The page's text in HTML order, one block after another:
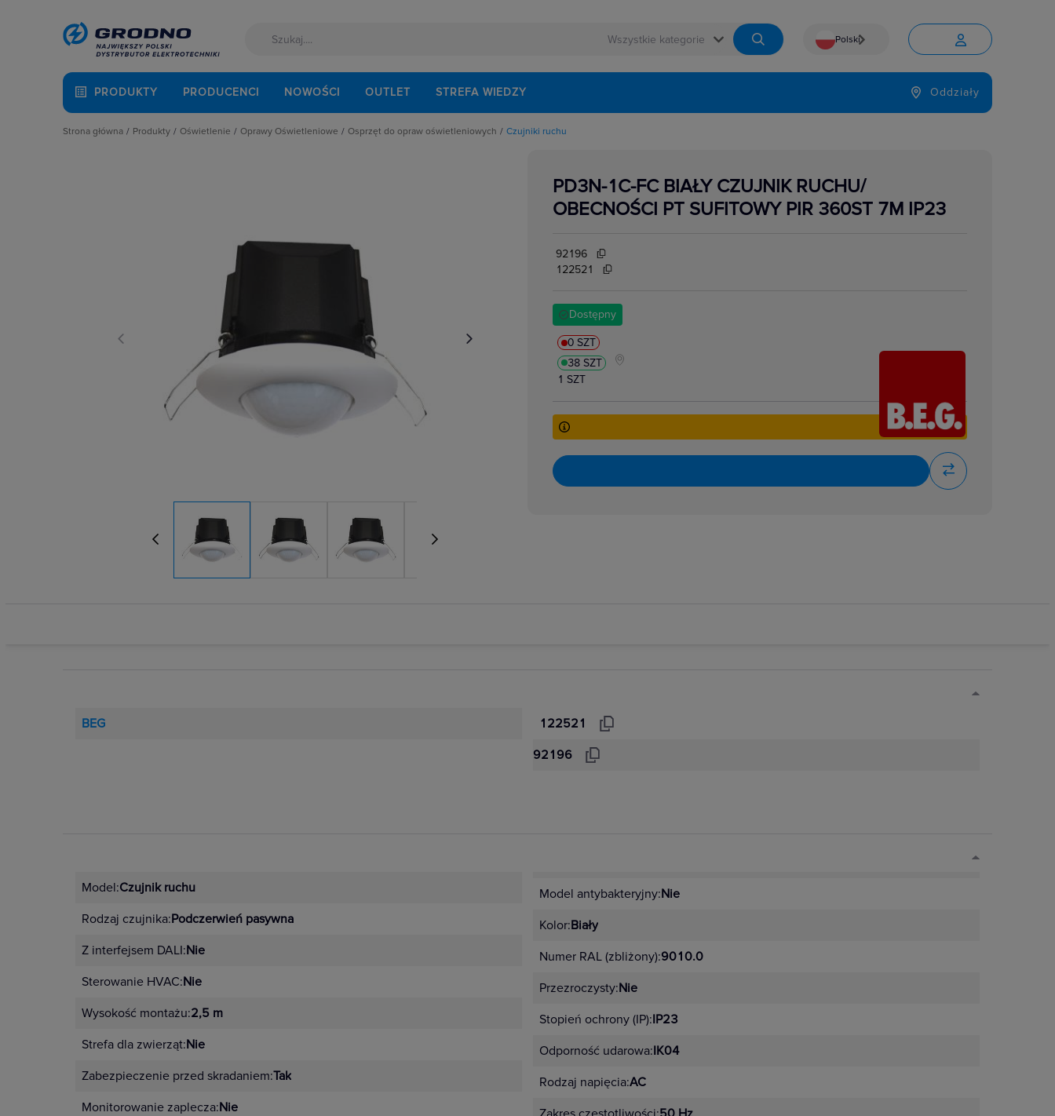
 Polski
Język

PRODUKTY PRODUCENCI NOWOŚCI OUTLET STREFA WIEDZY Oddziały
Strona główna
Produkty
Ochrona odgromowa
Odzież ochronna i BHP
Osprzęt siłowy, przenośny
Prowadzenie kabli
Rozdzielnice i obudowy
Sieci zewnętrzne
Stacje ładowania
Systemy bezpieczeństwa
Systemy HVAC
Technika grzewcza
Technika instalacyjna
Oświetlenie
Oprawy Oświetleniowe
Osprzęt do opraw oświetleniowych
Czujniki ruchu
PD3N-1C-FC BIAŁY CZUJNIK RUCHU/
OBECNOŚCI PT SUFITOWY PIR 360ST 7M IP23
92196
122521
Dostępny
0 SZT
38 SZT
1 SZT
BEG
122521
92196
Model:Czujnik ruchu
Rodzaj czujnika:Podczerwień pasywna
Z interfejsem DALI:Nie
Sterowanie HVAC:Nie
Wysokość montażu:2,5 m
Strefa dla zwierząt:Nie
Zabezpieczenie przed skradaniem:Tak
Monitorowanie zaplecza:Nie
Model antybakteryjny:Nie
Kolor:Biały
Numer RAL (zbliżony):9010.0
Przezroczysty:Nie
Stopień ochrony (IP):IP23
Odporność udarowa:IK04
Rodzaj napięcia:AC